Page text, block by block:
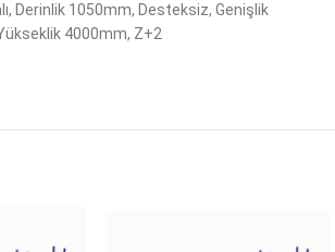
, Derinlik 1050mm, Desteksiz, Genişlik
4000mm, Z+2